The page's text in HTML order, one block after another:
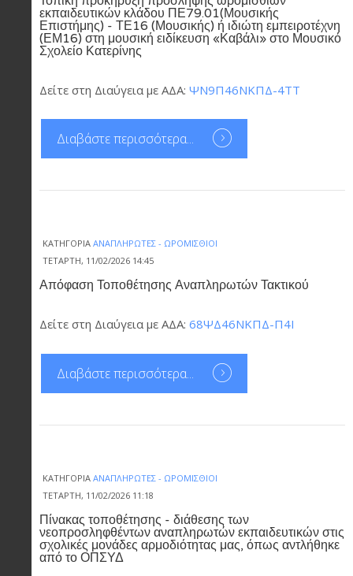
εκπαιδευτικών κλάδου ΠΕ79.01(Μουσικής
Επιστήμης) - ΤΕ16 (Μουσικής) ή ιδιώτη εμπειροτέχνη
(ΕΜ16) στη μουσική ειδίκευση «Καβάλι» στο Μουσικό
Σχολείο Κατερίνης
Δείτε στη Διαύγεια με ΑΔΑ: ΨΝ9Π46ΝΚΠΔ-4ΤΤ
Διαβάστε περισσότερα...
ΚΑΤΗΓΟΡΊΑ ΑΝΑΠΛΗΡΩΤΈΣ - ΩΡΟΜΊΣΘΙΟΙ
ΤΕΤΆΡΤΗ, 11/02/2026 14:45
Απόφαση Τοποθέτησης Αναπληρωτών Τακτικού
Δείτε στη Διαύγεια με ΑΔΑ: 68ΨΔ46ΝΚΠΔ-Π4Ι
Διαβάστε περισσότερα...
ΚΑΤΗΓΟΡΊΑ ΑΝΑΠΛΗΡΩΤΈΣ - ΩΡΟΜΊΣΘΙΟΙ
ΤΕΤΆΡΤΗ, 11/02/2026 11:18
Πίνακας τοποθέτησης - διάθεσης των
νεοπροσληφθέντων αναπληρωτών εκπαιδευτικών στις
σχολικές μονάδες αρμοδιότητας μας, όπως αντλήθηκε
από το ΟΠΣΥΔ